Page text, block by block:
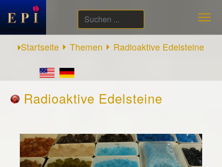
Suchen
...
Startseite
Themen Radioaktive Edelsteine
Radioaktive Edelsteine